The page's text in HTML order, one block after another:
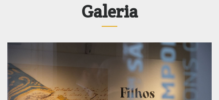
Galeria